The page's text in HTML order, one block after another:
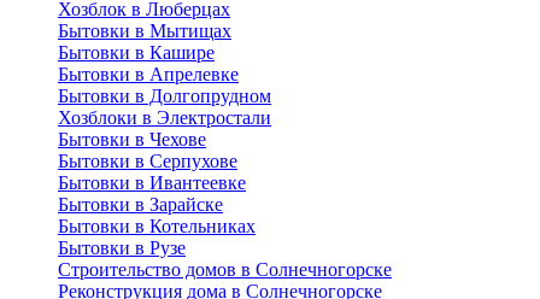
Хозблок в Люберцах
Бытовки в Мытищах
Бытовки в Кашире
Бытовки в Апрелевке
Бытовки в Долгопрудном
Хозблоки в Электростали
Бытовки в Чехове
Бытовки в Серпухове
Бытовки в Ивантеевке
Бытовки в Зарайске
Бытовки в Котельниках
Бытовки в Рузе
Строительство домов в Солнечногорске
Реконструкция дома в Солнечногорске